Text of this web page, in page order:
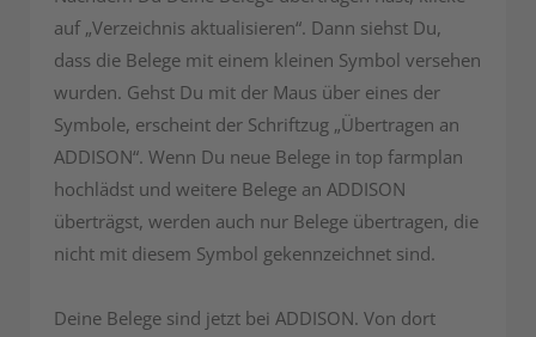
auf „Verzeichnis aktualisieren“. Dann siehst Du,
dass die Belege mit einem kleinen Symbol versehen
wurden. Gehst Du mit der Maus über eines der
Symbole, erscheint der Schriftzug „Übertragen an
ADDISON“. Wenn Du neue Belege in top farmplan
hochlädst und weitere Belege an ADDISON
überträgst, werden auch nur Belege übertragen, die
nicht mit diesem Symbol gekennzeichnet sind.
Deine Belege sind jetzt bei ADDISON. Von dort